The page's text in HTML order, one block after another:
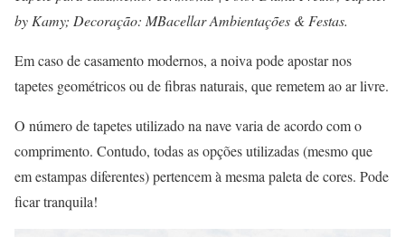
by Kamy; Decoração: MBacellar Ambientações & Festas.
Em caso de casamento modernos, a noiva pode apostar nos
tapetes geométricos ou de fibras naturais, que remetem ao ar livre.
O número de tapetes utilizado na nave varia de acordo com o
comprimento. Contudo, todas as opções utilizadas (mesmo que
em estampas diferentes) pertencem à mesma paleta de cores. Pode
ficar tranquila!